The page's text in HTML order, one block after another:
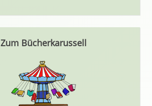
Zum Bücherkarussell